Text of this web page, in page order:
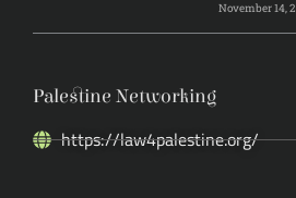
November 14,
Palestine Networking
https://law4palestine.org/